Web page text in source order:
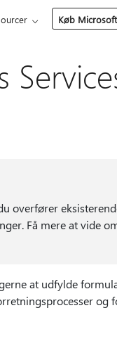
Køb
overfører
Få mere at vide
at udfylde
og